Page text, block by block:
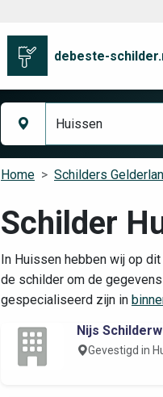
debeste-
Home Schilders
Schilder
In Huissen hebben wij op
de schilder om de
gespecialiseerd zijn in
Nijs
Gevestigd in